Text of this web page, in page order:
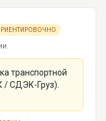
транспортной
/ СДЭК-Груз).